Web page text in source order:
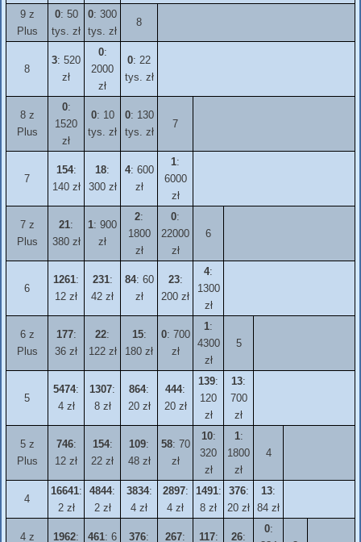
9 z
Plus
0: 50
tys. zł
0: 300
tys. zł
8
8
3: 520
zł
0:
2000
zł
0: 22
tys. zł
8 z
Plus
0:
1520
zł
0: 10
tys. zł
0: 130
tys. zł
7
7
154:
140 zł
18:
300 zł
4: 600
zł
1:
6000
zł
7 z
Plus
21:
380 zł
1: 900
zł
2:
1800
zł
0:
22000
zł
6
6
1261:
12 zł
231:
42 zł
84: 60
zł
23:
200 zł
4:
1300
zł
6 z
Plus
177:
36 zł
22:
122 zł
15:
180 zł
0: 700
zł
1:
4300
zł
5
5
5474:
4 zł
1307:
8 zł
864:
20 zł
444:
20 zł
139:
120
zł
13:
700
zł
5 z
Plus
746:
12 zł
154:
22 zł
109:
48 zł
58: 70
zł
10:
320
zł
1:
1800
zł
4
4
16641:
2 zł
4844:
2 zł
3834:
4 zł
2897:
4 zł
1491:
8 zł
376:
20 zł
13:
84 zł
4 z
1962:
461: 6
376:
267:
117:
26:
0: